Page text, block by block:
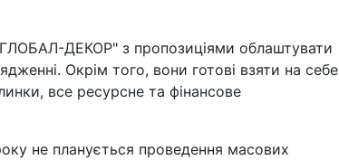
ДЕКОР" з пропозиціями облаштувати
Окрім того, вони готові взяти на себе
все ресурсне та фінансове
не планується проведення масових